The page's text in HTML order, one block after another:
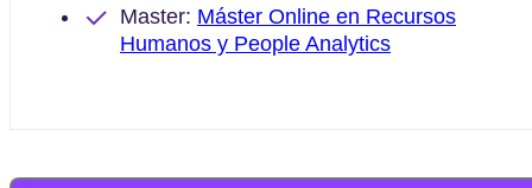
Master: Máster Online en Recursos
Humanos y People Analytics